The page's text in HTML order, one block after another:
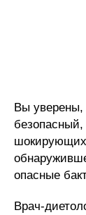
Вы уверены,
шокирующих
опасные
Врач-